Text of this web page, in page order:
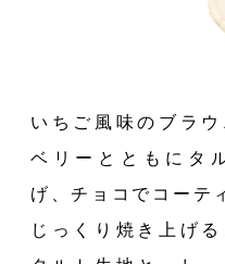
いちご風味のブラ
ベリーとともにタ
げ、チョコでコーテ
じっくり焼き上げ